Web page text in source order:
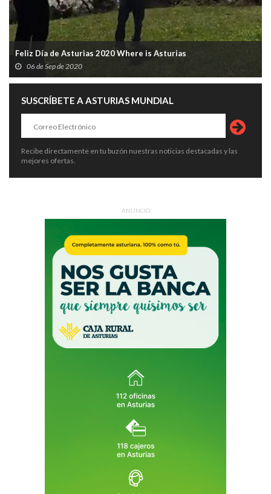
Feliz Día de Asturias 2020 Where is Asturias
06 de Sep de 2020
SUSCRÍBETE A ASTURIAS MUNDIAL
Recibe directamente en tu buzón nuestras noticias destacadas y las
mejores ofertas.
ANUNCIO